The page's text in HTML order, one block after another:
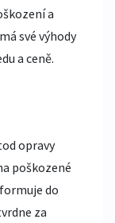
a
své výhody
a ceně.
opravy
poškozené
do
za